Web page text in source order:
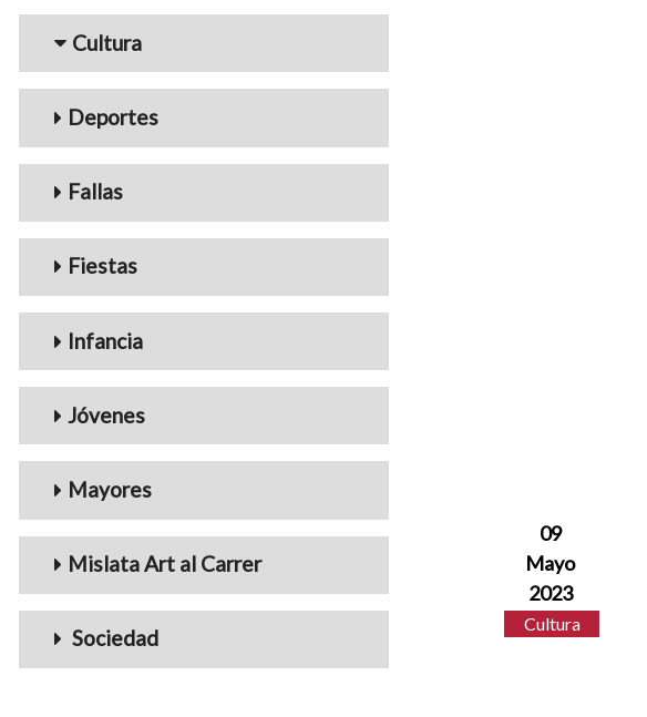
Cultura
Deportes
Fallas
Fiestas
Infancia
Jóvenes
Mayores
Mislata Art al Carrer
Sociedad
09
Mayo
2023
Cultura